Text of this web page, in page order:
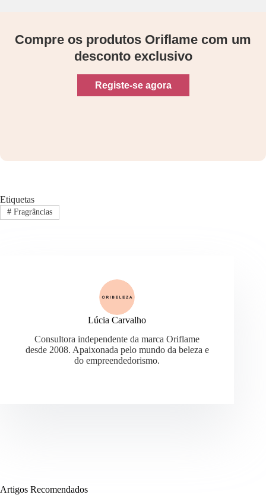
Compre os produtos Oriflame com um
desconto exclusivo
Registe-se agora
Etiquetas
#Fragrâncias
Lúcia Carvalho
Consultora independente da marca Oriflame
desde 2008. Apaixonada pelo mundo da beleza e
do empreendedorismo.
Artigos Recomendados